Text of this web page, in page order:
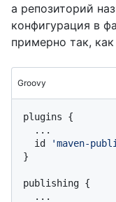
а репозиторий
конфигурация в
примерно так,
Groovy
plugins {
  id
'maven-
}
publishing {